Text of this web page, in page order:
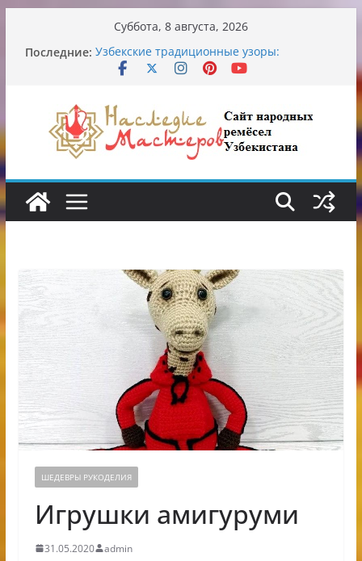
содержимому
Суббота, 8 августа, 2026
Последние: Узбекские традиционные узоры:
символика и происхождение
Опасная диета Алины Загитовой
От знахарей до университетских клиник
Обрушение на одном из ключевых
перекрёстков Ташкента: перекрыт
путепровод на Буюк Ипак Йули
ШЕДЕВРЫ РУКОДЕЛИЯ
Игрушки амигуруми
31.05.2020 admin